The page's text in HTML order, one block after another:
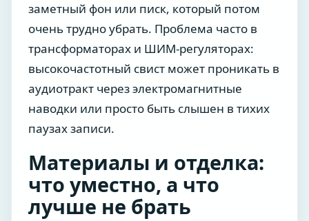
заметный фон или писк, который потом
очень трудно убрать. Проблема часто в
трансформаторах и ШИМ-регуляторах:
высокочастотный свист может проникать в
аудиотракт через электромагнитные
наводки или просто быть слышен в тихих
паузах записи.
Материалы и отделка:
что уместно, а что
лучше не брать